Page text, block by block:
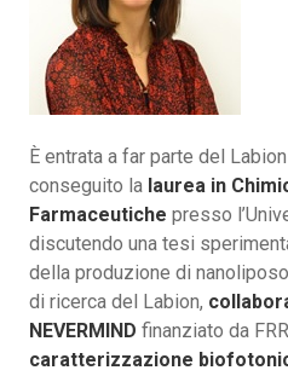
È entrata a far parte del
conseguito la laurea in
Farmaceutiche presso
discutendo una tesi
della produzione di
di ricerca del Labion,
NEVERMIND finanziato da
caratterizzazione